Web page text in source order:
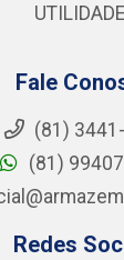
Fale
(81)
(81)
Redes